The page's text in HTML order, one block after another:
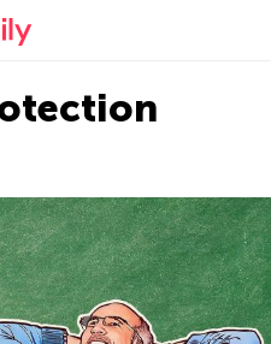
officiel de Kaspersky